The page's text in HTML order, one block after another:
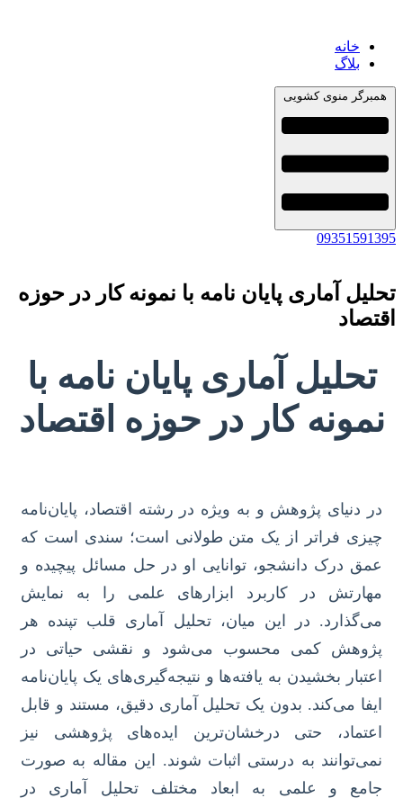
خانه
بلاگ
همبرگر منوی کشویی
09351591395
تحلیل آماری پایان نامه با نمونه کار در حوزه
اقتصاد
تحلیل آماری پایان نامه با
نمونه کار در حوزه اقتصاد
در دنیای پژوهش و به ویژه در رشته اقتصاد، پایان‌نامه
چیزی فراتر از یک متن طولانی است؛ سندی است که
عمق درک دانشجو، توانایی او در حل مسائل پیچیده و
مهارتش در کاربرد ابزارهای علمی را به نمایش
می‌گذارد. در این میان، تحلیل آماری قلب تپنده هر
پژوهش کمی محسوب می‌شود و نقشی حیاتی در
اعتبار بخشیدن به یافته‌ها و نتیجه‌گیری‌های یک پایان‌نامه
ایفا می‌کند. بدون یک تحلیل آماری دقیق، مستند و قابل
اعتماد، حتی درخشان‌ترین ایده‌های پژوهشی نیز
نمی‌توانند به درستی اثبات شوند. این مقاله به صورت
جامع و علمی به ابعاد مختلف تحلیل آماری در